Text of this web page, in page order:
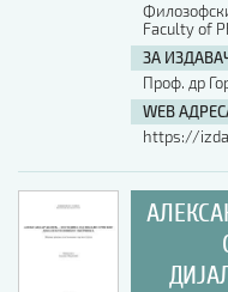
АУТОР / AUTHOR
ISBN
Faculty of
ЗА
Проф. др
WEB
https://